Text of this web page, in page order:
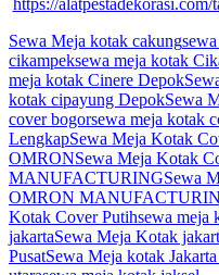
https://
Sewa Meja kotak cakung
cikampeksewa meja kotak
meja kotak Cinere Depok
kotak cipayung DepokSewa
cover bogorsewa meja kotak
LengkapSewa Meja Kotak
OMRONSewa Meja Kotak
MANUFACTURINGSewa
OMRON
Kotak Cover Putihsewa meja
jakartaSewa Meja Kotak
PusatSewa Meja kotak